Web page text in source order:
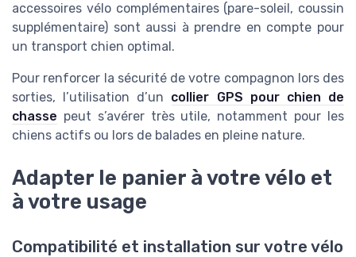
accessoires vélo complémentaires (pare-soleil, coussin
supplémentaire) sont aussi à prendre en compte pour
un transport chien optimal.
Pour renforcer la sécurité de votre compagnon lors des
sorties, l’utilisation d’un collier GPS pour chien de
chasse peut s’avérer très utile, notamment pour les
chiens actifs ou lors de balades en pleine nature.
Adapter le panier à votre vélo et
à votre usage
Compatibilité et installation sur votre vélo